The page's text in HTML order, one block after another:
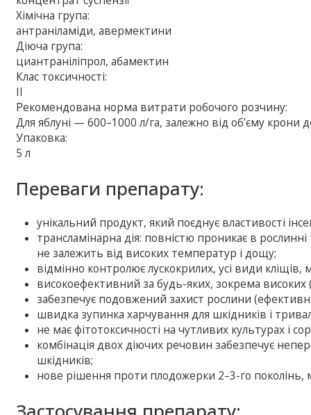
Хімічна група:
антраніламіди, авермектини
Діюча група:
циантраніліпрол, абамектин
Клас токсичності:
ІІ
Рекомендована норма витрати робочого розчину:
Для яблуні — 600–1000 л/га, залежно від об’єму крони
Упаковка:
5 л
Переваги препарату:
унікальний продукт, який поєднує властивості
трансламінарна дія: повністю проникає в
не залежить від високих температур і дощу;
відмінно контролює лускокрилих, усі види кліщів,
високоефективний за будь-яких, зокрема
забезпечує подовжений захист рослини
швидка зупинка харчування для шкідників і
не має фітотоксичності на чутливих культурах і
комбінація двох діючих речовин забезпечує
шкідників;
нове рішення проти плодожерки 2–3-го